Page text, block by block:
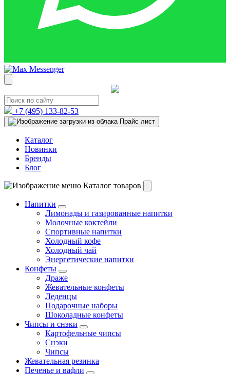
+7 (495) 133-82-53
Прайс лист
Каталог
Новинки
Бренды
Блог
Каталог товаров
Напитки
Лимонады и газированные напитки
Молочные коктейли
Спортивные напитки
Холодный кофе
Холодный чай
Энергетические напитки
Конфеты
Драже
Жевательные конфеты
Леденцы
Подарочные наборы
Шоколадные конфеты
Чипсы и снэки
Картофельные чипсы
Снэки
Чипсы
Жевательная резинка
Печенье и вафли